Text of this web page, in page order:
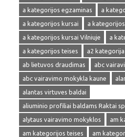
a kategorijos egzaminas
a
a kategorijos kursai
a
a kategorijos kursai Vilniuje
a
a kategorijos teises
a2 kategorija
ab lietuvos draudimas
abc
abc vairavimo mokykla kaune
alantas virtuves baldai
aliuminio profiliai baldams Raktai
alytaus vairavimo mokyklos
am
am kategorijos teises
am